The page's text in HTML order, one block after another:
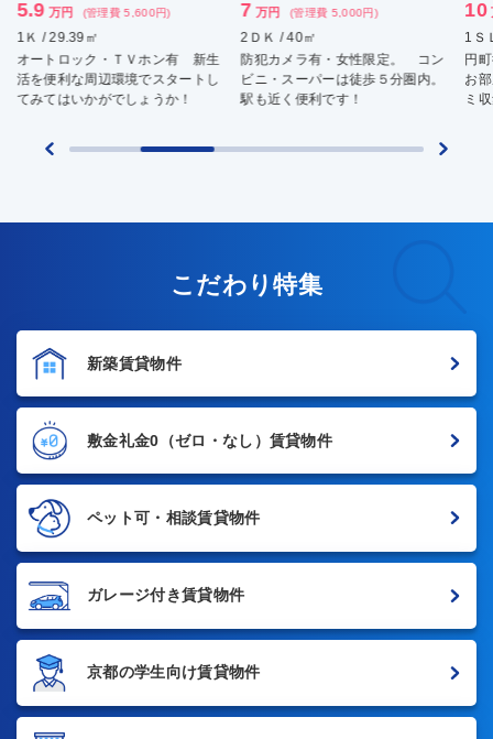
5.9 万円 (管理費 5,600円)
1Ｋ / 29.39㎡
オートロック・ＴＶホン有 新生
活を便利な周辺環境でスタートし
てみてはいかがでしょうか！
7 万円 (管理費 5,000円)
2ＤＫ / 40㎡
防犯カメラ有・女性限定。 コン
ビニ・スーパーは徒歩５分圏内。
駅も近く便利です！
10
1Ｓ
円
お
ミ
こだわり特集
新築賃貸物件
敷金礼金0 （ゼロ・なし）賃貸物件
ペット可・相談賃貸物件
ガレージ付き賃貸物件
京都の学生向け賃貸物件